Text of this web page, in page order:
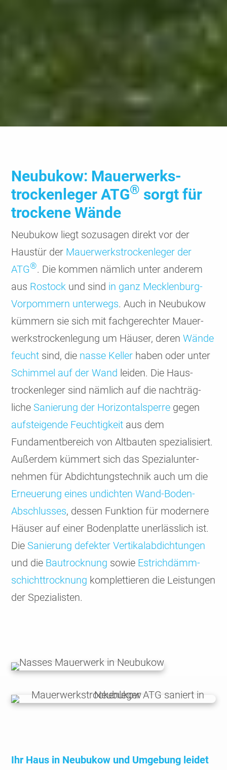
Neubukow: Mauerwerks­
trockenleger ATG® sorgt für
trockene Wände
Neubukow liegt sozu­sagen direkt vor der
Haustür der Mauer­werks­trocken­leger der
ATG®. Die kommen nämlich unter anderem
aus Rostock und sind in ganz Mecklen­burg-
Vorpom­mern unter­wegs. Auch in Neubu­kow
kümmern sie sich mit fachge­rechter Mauer­
werks­trocken­legung um Häuser, derenWände
feucht sind, die nasse Keller haben oder unter
Schimmel auf der Wand leiden. Die Haus­
trocken­leger sind nämlich auf die nach­träg­
liche Sanie­rung der Hori­zontal­sperre gegen
aufstei­gende Feuch­tig­keit aus dem
Fundament­bereich von Altbauten spezia­lisiert.
Außerdem kümmert sich das Spezial­unter­
nehmen für Abdich­tungs­technik auch um die
Erneue­rung eines undichten Wand-Boden-
Abschlusses, dessen Funktion für modernere
Häuser auf einer Boden­platte uner­läss­lich ist.
Die Sanie­rung defek­ter Verti­kal­abdich­tungen
und die Bau­trock­nung sowie Estrich­dämm­
schicht­trocknung komplet­tieren die Leis­tungen
der Spezia­listen.
Ihr Haus in Neu­bukow und Umgebung leidet